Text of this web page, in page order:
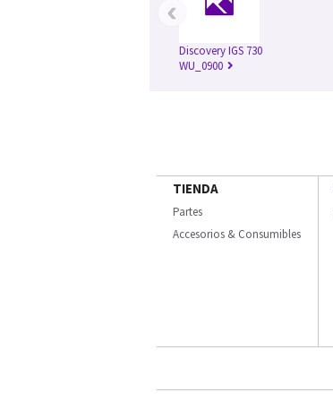
Discovery IGS 730
WU_0900
‹
TIENDA
Partes
Accesorios & Consumibles